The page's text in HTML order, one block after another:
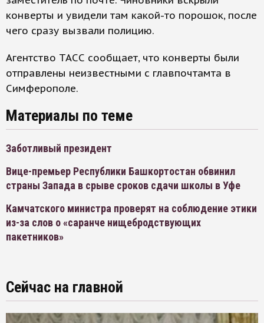
конверты и увидели там какой-то порошок, после
чего сразу вызвали полицию.
Агентство ТАСС сообщает, что конверты были
отправлены неизвестными с главпочтамта в
Симферополе.
Материалы по теме
Заботливый президент
Вице-премьер Республики Башкортостан обвинил
страны Запада в срыве сроков сдачи школы в Уфе
Камчатского министра проверят на соблюдение этики
из-за слов о «саранче нищебродствующих
пакетников»
Сейчас на главной